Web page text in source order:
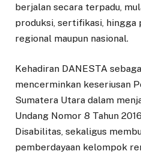
berjalan secara terpadu,
produksi, sertifikasi,
regional maupun nasional.
Kehadiran DANESTA
mencerminkan keseriusan
Sumatera Utara dalam
Undang Nomor 8 Tahun
Disabilitas, sekaligus
pemberdayaan kelompok